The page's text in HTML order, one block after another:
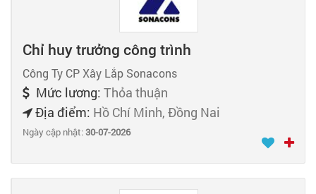
Chỉ huy trưởng công trình
Công Ty CP Xây Lắp Sonacons
Mức lương: Thỏa thuận
Địa điểm: Hồ Chí Minh, Đồng Nai
Ngày cập nhật:30-07-2026